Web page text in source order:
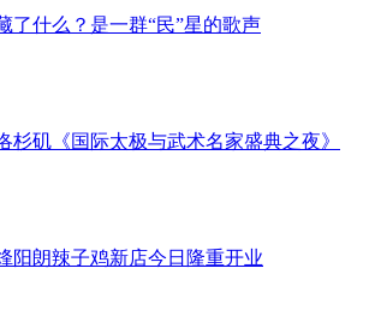
了什么？是一群“民”星的歌声
杉矶《国际太极与武术名家盛典之夜》
阳朗辣子鸡新店今日隆重开业